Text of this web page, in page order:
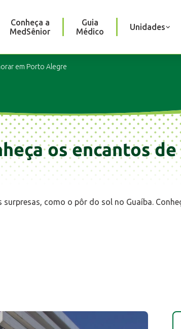
Conheça a
MedSênior
Guia
Médico
Unidades
em Porto Alegre
os encantos de
como o pôr do sol no Guaíba.